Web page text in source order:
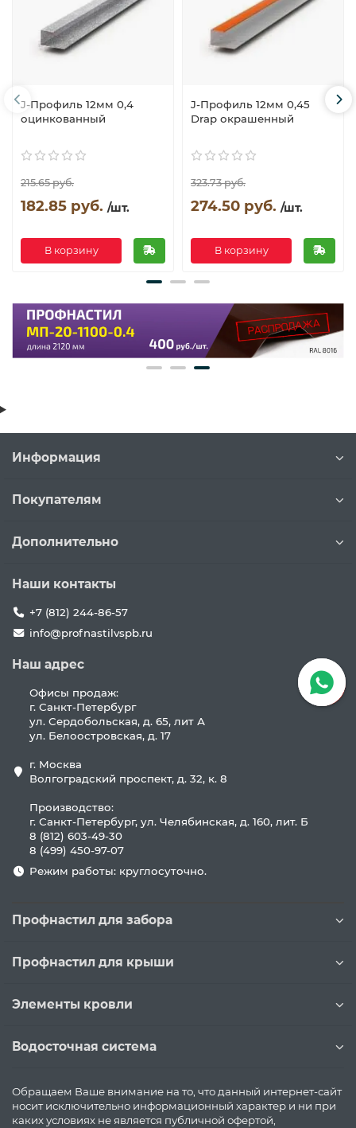
J-Профиль 12мм 0,4
оцинкованный
215.65 руб.
182.85 руб. /шт.
В корзину
J-Профиль 12мм 0,45
Drap окрашенный
323.73 руб.
274.50 руб. /шт.
В корзину
Информация
Покупателям
Дополнительно
Наши контакты
+7 (812) 244-86-57
info@profnastilvspb.ru
Наш адрес
Офисы продаж:
г. Санкт-Петербург
ул. Сердобольская, д. 65, лит А
ул. Белоостровская, д. 17
г. Москва
Волгоградский проспект, д. 32, к. 8
Производство:
г. Санкт-Петербург, ул. Челябинская, д. 160, лит. Б
8 (812) 603-49-30
8 (499) 450-97-07
Режим работы: круглосуточно.
Профнастил для забора
Профнастил для крыши
Элементы кровли
Водосточная система
Обращаем Ваше внимание на то, что данный интернет-сайт
носит исключительно информационный характер и ни при
каких условиях не является публичной офертой,